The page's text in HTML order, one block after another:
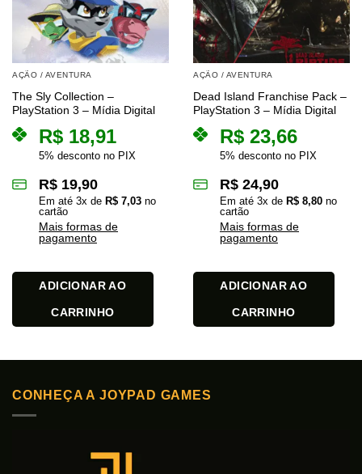
AÇÃO / AVENTURA
The Sly Collection –
PlayStation 3 – Mídia Digital
R$ 18,91
5% desconto no PIX
R$ 19,90
Em até 3x de R$ 7,03 no
cartão
Mais formas de
pagamento
ADICIONAR AO
CARRINHO
AÇÃO / AVENTURA
Dead Island Franchise Pack –
PlayStation 3 – Mídia Digital
R$ 23,66
5% desconto no PIX
R$ 24,90
Em até 3x de R$ 8,80 no
cartão
Mais formas de
pagamento
ADICIONAR AO
CARRINHO
CONHEÇA A JOYPAD GAMES